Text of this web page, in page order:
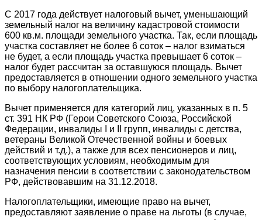
С 2017 года действует налоговый вычет, уменьшающий
земельный налог на величину кадастровой стоимости
600 кв.м. площади земельного участка. Так, если площадь
участка составляет не более 6 соток – налог взиматься
не будет, а если площадь участка превышает 6 соток –
налог будет рассчитан за оставшуюся площадь. Вычет
предоставляется в отношении одного земельного участка
по выбору налогоплательщика.
Вычет применяется для категорий лиц, указанных в п. 5
ст. 391 НК РФ (Герои Советского Союза, Российской
Федерации, инвалиды I и II групп, инвалиды с детства,
ветераны Великой Отечественной войны и боевых
действий и т.д.), а также для всех пенсионеров и лиц,
соответствующих условиям, необходимым для
назначения пенсии в соответствии с законодательством
РФ, действовавшим на 31.12.2018.
Налогоплательщики, имеющие право на вычет,
предоставляют заявление о праве на льготы (в случае,